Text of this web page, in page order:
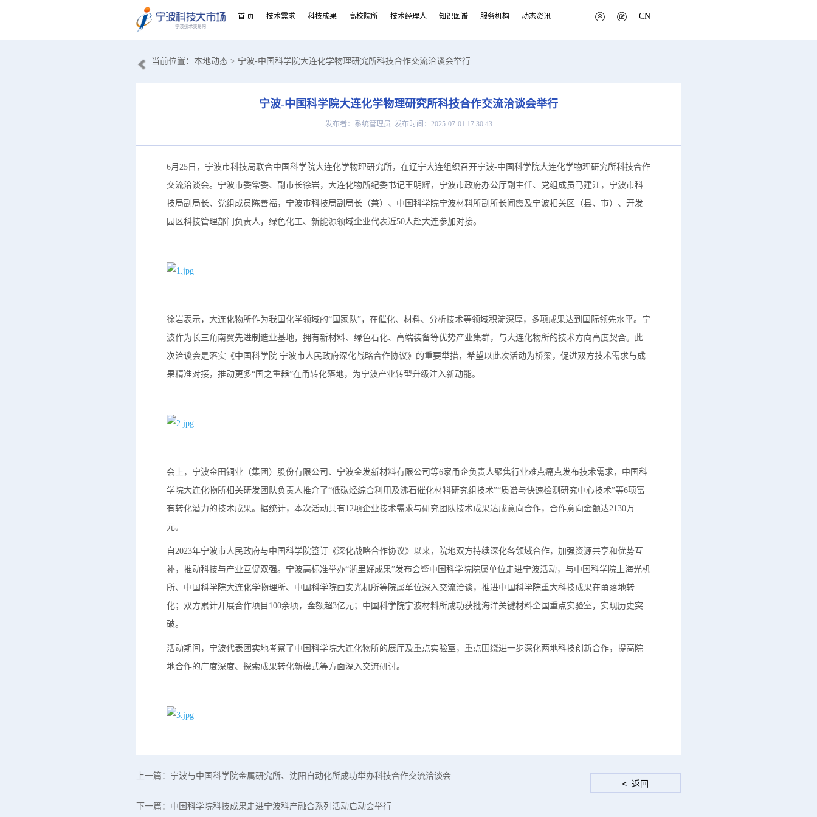
首 页 技术需求 科技成果 高校院所 技术经理人 知识图谱 服务机构 动态资讯 CN
当前位置： 本地动态 > 宁波-中国科学院大连化学物理研究所科技合作交流洽谈会举行
宁波-中国科学院大连化学物理研究所科技合作交流洽谈会举行
发布者：系统管理员 发布时间：2025-07-01 17:30:43
6月25日，宁波市科技局联合中国科学院大连化学物理研究所，在辽宁大连组织召开宁波-中国科学院大连化学物理研究所科技合作
交流洽谈会。宁波市委常委、副市长徐岩，大连化物所纪委书记王明辉，宁波市政府办公厅副主任、党组成员马建江，宁波市科
技局副局长、党组成员陈善福，宁波市科技局副局长（兼）、中国科学院宁波材料所副所长闻霞及宁波相关区（县、市）、开发
园区科技管理部门负责人，绿色化工、新能源领域企业代表近50人赴大连参加对接。
徐岩表示，大连化物所作为我国化学领域的“国家队”，在催化、材料、分析技术等领域积淀深厚，多项成果达到国际领先水平。宁
波作为长三角南翼先进制造业基地，拥有新材料、绿色石化、高端装备等优势产业集群，与大连化物所的技术方向高度契合。此
次洽谈会是落实《中国科学院 宁波市人民政府深化战略合作协议》的重要举措，希望以此次活动为桥梁，促进双方技术需求与成
果精准对接，推动更多“国之重器”在甬转化落地，为宁波产业转型升级注入新动能。
会上，宁波金田铜业（集团）股份有限公司、宁波金发新材料有限公司等6家甬企负责人聚焦行业难点痛点发布技术需求，中国科
学院大连化物所相关研发团队负责人推介了“低碳烃综合利用及沸石催化材料研究组技术”“质谱与快速检测研究中心技术”等6项富
有转化潜力的技术成果。据统计，本次活动共有12项企业技术需求与研究团队技术成果达成意向合作，合作意向金额达2130万
元。
自2023年宁波市人民政府与中国科学院签订《深化战略合作协议》以来，院地双方持续深化各领域合作，加强资源共享和优势互
补，推动科技与产业互促双强。宁波高标准举办“浙里好成果”发布会暨中国科学院院属单位走进宁波活动，与中国科学院上海光机
所、中国科学院大连化学物理所、中国科学院西安光机所等院属单位深入交流洽谈，推进中国科学院重大科技成果在甬落地转
化；双方累计开展合作项目100余项，金额超3亿元；中国科学院宁波材料所成功获批海洋关键材料全国重点实验室，实现历史突
破。
活动期间，宁波代表团实地考察了中国科学院大连化物所的展厅及重点实验室，重点围绕进一步深化两地科技创新合作，提高院
地合作的广度深度、探索成果转化新模式等方面深入交流研讨。
上一篇： 宁波与中国科学院金属研究所、沈阳自动化所成功举办科技合作交流洽谈会
下一篇： 中国科学院科技成果走进宁波科产融合系列活动启动会举行